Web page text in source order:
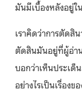
มันมีเบื้องหลังอยู่ใ
เราคิดว่าการตัดสิ
ตัดสินมันอยู่ที่ผู้อ่า
บอกว่าเห็นประเด็
อย่างไรเป็นเรื่อง